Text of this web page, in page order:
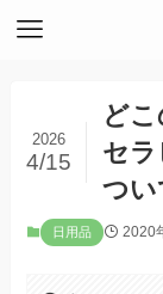
ど
セラ
つい
2026
4/15
日用品 2020